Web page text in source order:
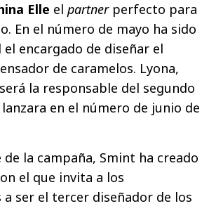
Elle el partnerperfecto para
En el número de mayo ha sido
encargado de diseñar el
de caramelos. Lyona,
la responsable del segundo
en el número de junio de
de la campaña, Smint ha creado
el que invita a los
a ser el tercer diseñador de los